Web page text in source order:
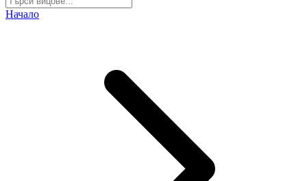
Начало